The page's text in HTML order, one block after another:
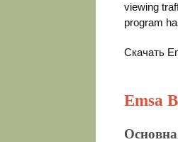
viewing
program
Скачать
Emsa